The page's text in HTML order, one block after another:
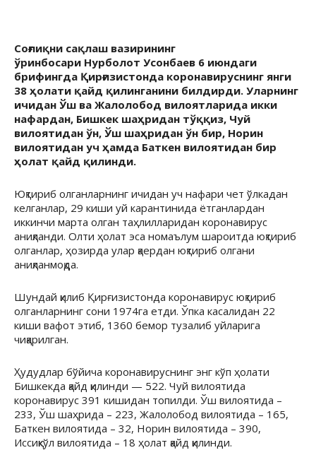
Соғлиқни сақлаш вазирининг
ўринбосари Нурболот Усонбаев 6 июндаги
брифингда Қирғизистонда коронавируснинг янги
38 ҳолати қайд қилинганини билдирди. Уларнинг
ичидан Ўш ва Жалолобод вилоятларида икки
нафардан, Бишкек шаҳридан тўққиз, Чуй
вилоятидан ўн, Ўш шаҳридан ўн бир, Норин
вилоятидан уч ҳамда Баткен вилоятидан бир
ҳолат қайд қилинди.
Юқтириб олганларнинг ичидан уч нафари чет ўлкадан
келганлар, 29 киши уй карантинида ётганлардан
иккинчи марта олган таҳлилларидан коронавирус
аниқланди. Олти ҳолат эса номаълум шароитда юқтириб
олганлар, ҳозирда улар қаердан юқтириб олгани
аниқланмоқда.
Шундай қилиб Қирғизистонда коронавирус юқтириб
олганларнинг сони 1974га етди. Ўпка касалидан 22
киши вафот этиб, 1360 бемор тузалиб уйларига
чиқарилган.
Ҳудудлар бўйича коронавируснинг энг кўп ҳолати
Бишкекда қайд қилинди — 522. Чуй вилоятида
коронавирус 391 кишидан топилди. Ўш вилоятида –
233, Ўш шаҳрида – 223, Жалолобод вилоятида – 165,
Баткен вилоятида – 32, Норин вилоятида – 390,
Иссиқкўл вилоятида – 18 ҳолат қайд қилинди.